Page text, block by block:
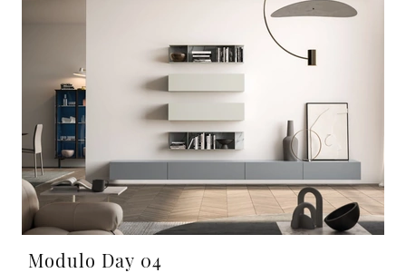
Modulo Day 04